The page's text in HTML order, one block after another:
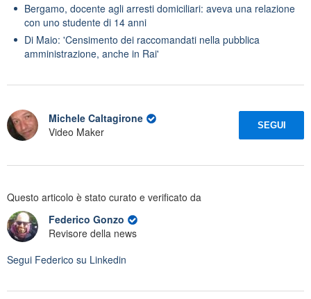
Bergamo, docente agli arresti domiciliari: aveva una relazione
con uno studente di 14 anni
Di Maio: 'Censimento dei raccomandati nella pubblica
amministrazione, anche in Rai'
Michele Caltagirone
Video Maker
SEGUI
Questo articolo è stato curato e verificato da
Federico Gonzo
Revisore della news
Segui Federico su Linkedin